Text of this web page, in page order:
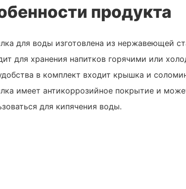
продукта
для воды изготовлена ​​из нержавеющей
для хранения напитков горячими или
в комплект входит крышка и
имеет антикоррозийное покрытие и
для кипячения воды.